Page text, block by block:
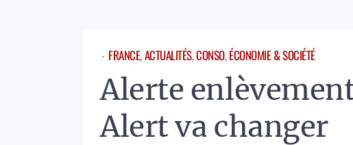
⋅ FRANCE, ACTUALITÉS, CONSO, ÉCONOMIE & SOCIÉTÉ
Alerte
Alert va changer